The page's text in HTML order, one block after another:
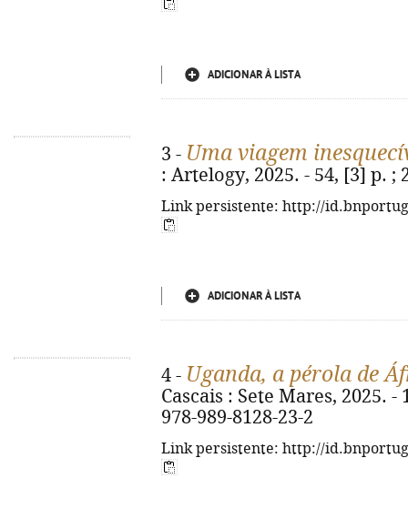
ADICIONAR À LISTA
3 - Uma viagem
: Artelogy, 2025. - 54, [3] p. ;
Link persistente: http://
ADICIONAR À LISTA
4 - Uganda, a pérola de
Cascais : Sete Mares, 2025.
978-989-8128-23-2
Link persistente: http://